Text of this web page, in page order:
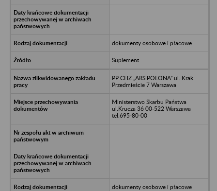
dokumenty osobowe i płacowe
Suplement
PP CHZ „ARS POLONA” ul. Krak.
Przedmieście 7 Warszawa
Ministerstwo Skarbu Państwa
ul.Krucza 36 00-522 Warszawa
tel.695-80-00
dokumenty osobowe i płacowe